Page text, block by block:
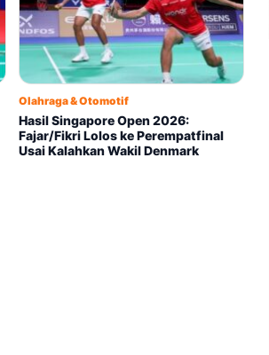
Olahraga & Otomotif
Hasil Singapore Open 2026:
Fajar/Fikri Lolos ke Perempatfinal
Usai Kalahkan Wakil Denmark